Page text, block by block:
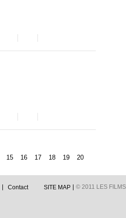
15 16 17 18 19
20
Contact SITE MAP © 2011 LES FILMS